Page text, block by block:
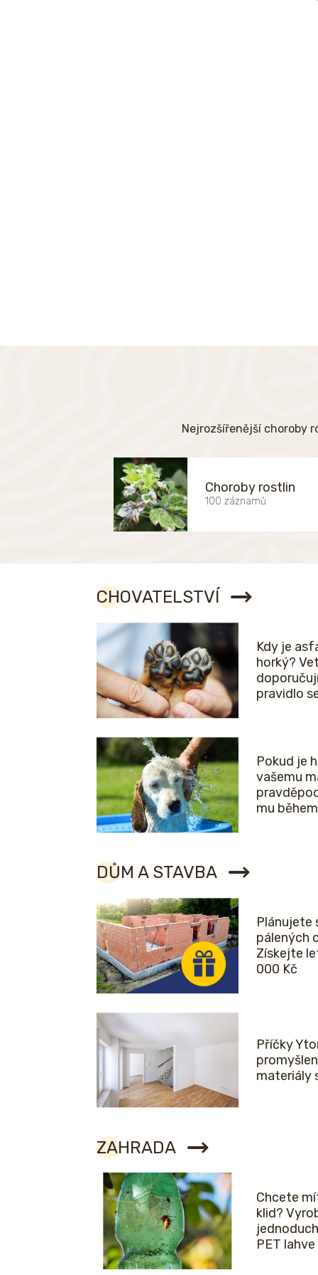
Nejrozšířenější choroby
Choroby rostlin
100 záznamů
CHOVATELSTVÍ
Kdy je
horký?
pravidlo
Pokud je
vašemu
mu
DŮM A STAVBA
Plánujete
pálených
Získejte
000 Kč
Příčky
materiály
ZAHRADA
Chcete
klid?
PET lahve